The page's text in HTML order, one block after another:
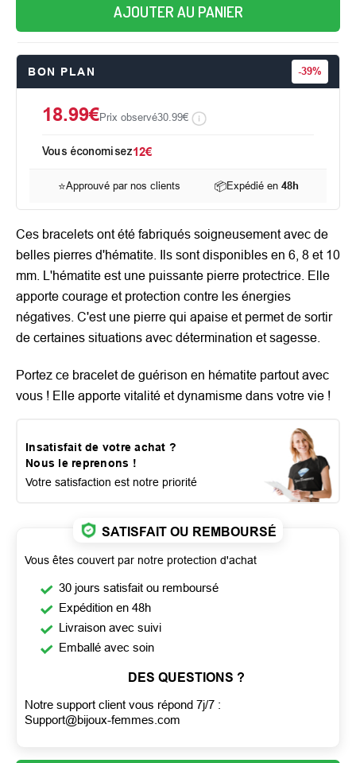
AJOUTER AU PANIER
BON PLAN -39%
18.99€Prix observé30.99€
Vous économisez12€
⭐Approuvé par nos clients 📦Expédié en 48h
Ces bracelets ont été fabriqués soigneusement avec de
belles pierres d'hématite. Ils sont disponibles en 6, 8 et 10
mm. L'hématite est une puissante pierre protectrice. Elle
apporte courage et protection contre les énergies
négatives. C'est une pierre qui apaise et permet de sortir
de certaines situations avec détermination et sagesse.
Portez ce bracelet de guérison en hématite partout avec
vous ! Elle apporte vitalité et dynamisme dans votre vie !
Insatisfait de votre achat ?
Nous le reprenons !
Votre satisfaction est notre priorité
SATISFAIT OU REMBOURSÉ
Vous êtes couvert par notre protection d'achat
30 jours satisfait ou remboursé
Expédition en 48h
Livraison avec suivi
Emballé avec soin
DES QUESTIONS ?
Notre support client vous répond 7j/7 :
Support@bijoux-femmes.com